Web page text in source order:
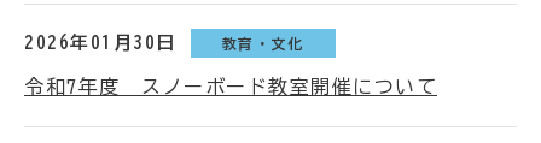
2026年01月30日 教育・文化
令和7年度 スノーボード教室開催について